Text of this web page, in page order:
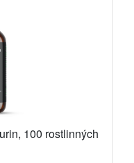
100 rostlinných